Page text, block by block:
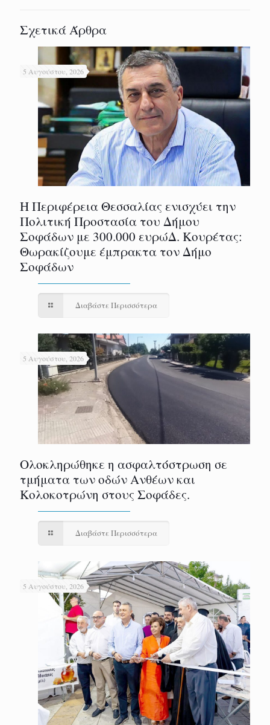
Σχετικά Άρθρα
5 Αυγούστου, 2026
Η Περιφέρεια Θεσσαλίας ενισχύει την
Πολιτική Προστασία του Δήμου
Σοφάδων με 300.000 ευρώΔ. Κουρέτας:
Θωρακίζουμε έμπρακτα τον Δήμο
Σοφάδων
Διαβάστε Περισσότερα
5 Αυγούστου, 2026
Ολοκληρώθηκε η ασφαλτόστρωση σε
τμήματα των οδών Ανθέων και
Κολοκοτρώνη στους Σοφάδες.
Διαβάστε Περισσότερα
5 Αυγούστου, 2026